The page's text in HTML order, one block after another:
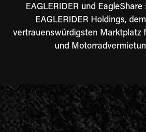
EAGLERIDER und EagleShare
EAGLERIDER Holdings,
vertrauenswürdigsten Marktplatz
und